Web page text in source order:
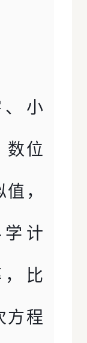
小
数位
，
计
比
方程